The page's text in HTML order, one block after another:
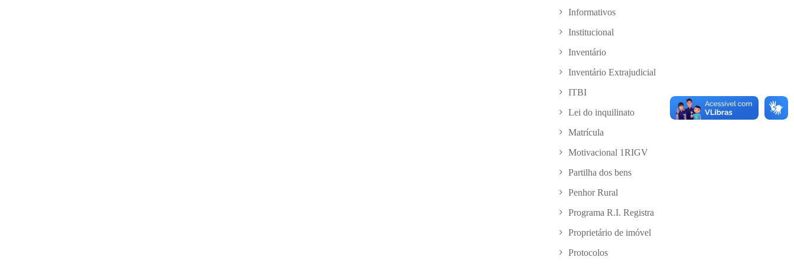
Informativos
Institucional
Inventário
Inventário Extrajudicial
ITBI
Lei do inquilinato
Matrícula
Motivacional 1RIGV
Partilha dos bens
Penhor Rural
Programa R.I. Registra
Proprietário de imóvel
Protocolos